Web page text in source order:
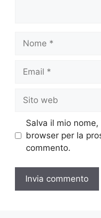
Nome
Email
Sito
web
Salva il mio
browser per la
commento.